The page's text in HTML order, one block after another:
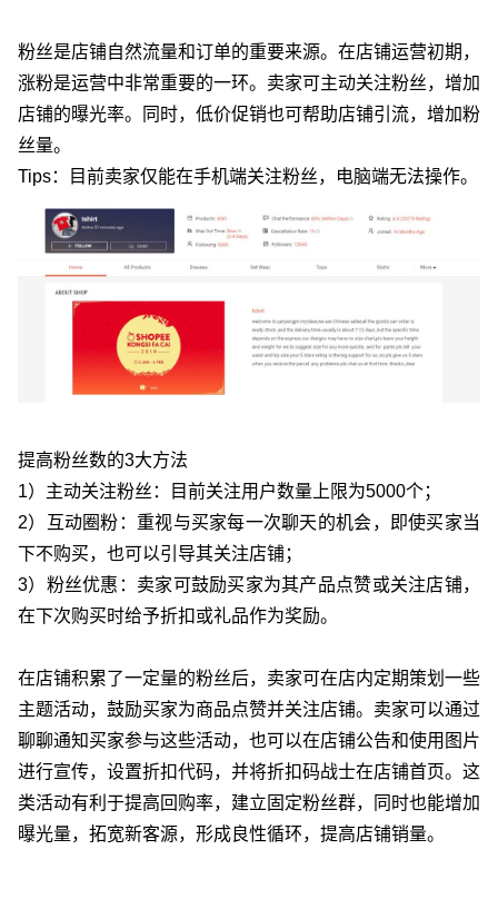
粉丝是店铺自然流量和订单的重要来源。在店铺运营初期，
涨粉是运营中非常重要的一环。卖家可主动关注粉丝，增加
店铺的曝光率。同时，低价促销也可帮助店铺引流，增加粉
丝量。
Tips：目前卖家仅能在手机端关注粉丝，电脑端无法操作。
提高粉丝数的3大方法
1）主动关注粉丝：目前关注用户数量上限为5000个；
2）互动圈粉：重视与买家每一次聊天的机会，即使买家当
下不购买，也可以引导其关注店铺；
3）粉丝优惠：卖家可鼓励买家为其产品点赞或关注店铺，
在下次购买时给予折扣或礼品作为奖励。
在店铺积累了一定量的粉丝后，卖家可在店内定期策划一些
主题活动，鼓励买家为商品点赞并关注店铺。卖家可以通过
聊聊通知买家参与这些活动，也可以在店铺公告和使用图片
进行宣传，设置折扣代码，并将折扣码战士在店铺首页。这
类活动有利于提高回购率，建立固定粉丝群，同时也能增加
曝光量，拓宽新客源，形成良性循环，提高店铺销量。